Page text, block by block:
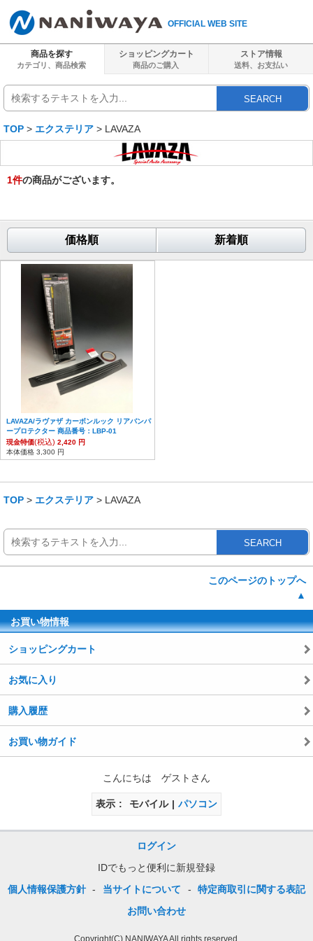
OFFICIAL WEB SITE
商品を探す
カテゴリ、商品検索
ショッピングカート
商品のご購入
ストア情報
送料、 お支払い
SEARCH
TOP > エクステリア > LAVAZA
1件の商品がございます。
価格順 新着順
LAVAZA/ラヴァザ カーボンルック リアバンパ
ープロテクター 商品番号：LBP-01
現金特価(税込) 2,420 円
本体価格 3,300 円
TOP > エクステリア > LAVAZA
SEARCH
このページのトップへ
▲
お買い物情報
ショッピングカート
お気に入り
購入履歴
お買い物ガイド
こんにちは ゲストさん
表示 モバイル パソコン
ログイン
IDでもっと便利に新規登録
個人情報保護方針 - 当サイトについて -
特定商取引に関する表記
お問い合わせ
Copyright(C) NANIWAYA All rights reserved.